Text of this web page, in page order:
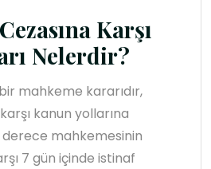
Karşı
Nelerdir?
mahkeme kararıdır,
kanun yollarına
mahkemesinin
7 gün içinde istinaf